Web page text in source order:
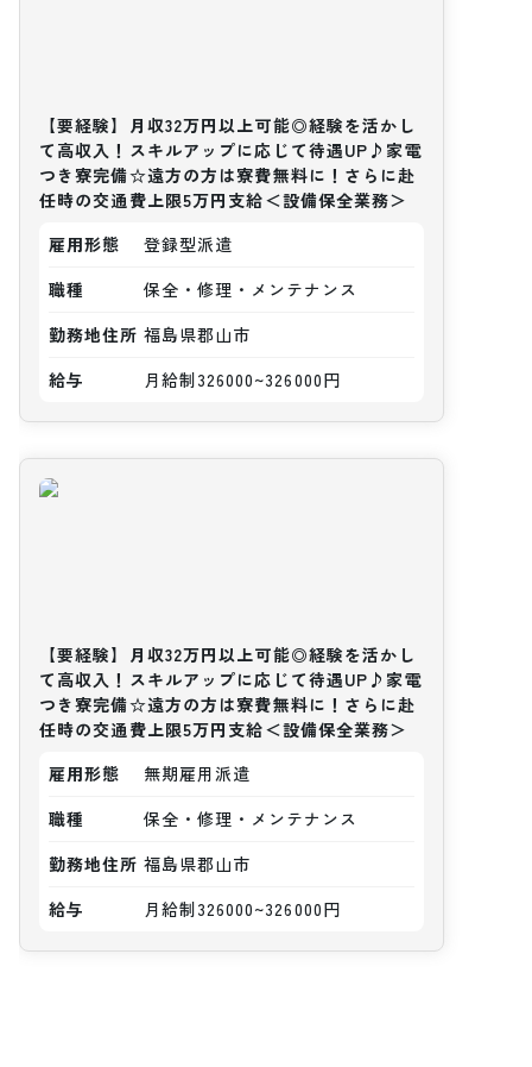
【要経験】月収32万円以上可能◎経験を活かし
て高収入！スキルアップに応じて待遇UP♪家電
つき寮完備☆遠方の方は寮費無料に！さらに赴
任時の交通費上限5万円支給＜設備保全業務＞
雇用形態
登録型派遣
職種
保全・修理・メンテナンス
勤務地住所 福島県郡山市
給与
月給制326000~326000円
【要経験】月収32万円以上可能◎経験を活かし
て高収入！スキルアップに応じて待遇UP♪家電
つき寮完備☆遠方の方は寮費無料に！さらに赴
任時の交通費上限5万円支給＜設備保全業務＞
雇用形態
無期雇用派遣
職種
保全・修理・メンテナンス
勤務地住所 福島県郡山市
給与
月給制326000~326000円